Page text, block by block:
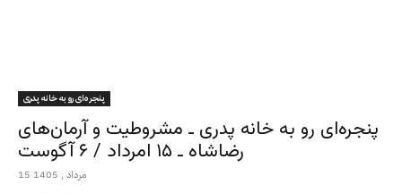
پنجره‌ای رو به خانه پدری
پنجره‌ای رو به خانه پدری ـ مشروطیت و آرمان‌های
رضاشاه ـ ۱۵ امرداد / ۶ آگوست
15 مرداد , 1405